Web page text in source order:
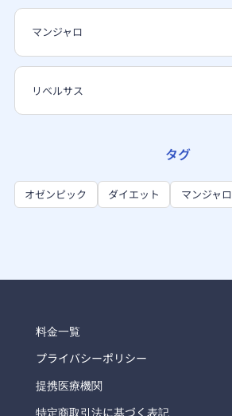
マンジャロ
リベルサス
タグ
オゼンピック ダイエット マンジャロ
料金一覧
プライバシーポリシー
提携医療機関
特定商取引法に基づく表記